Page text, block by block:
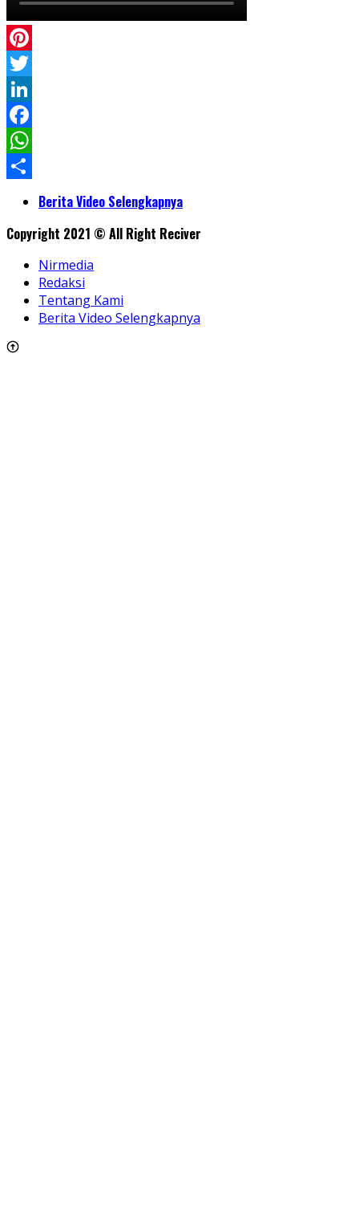
Pinterest
Twitter
LinkedIn
Facebook
WhatsApp
ShareBerita Video Selengkapnya
Copyright 2021 © All Right Reciver
Nirmedia
Redaksi
Tentang Kami
Berita Video Selengkapnya